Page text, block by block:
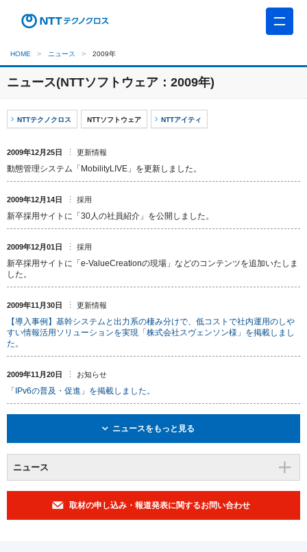
HOME ニュース 2009年
ニュース(NTTソフトウェア：2009年)
NTTテクノクロス NTTソフトウェア NTTアイティ
2009年12月25日 更新情報
動態管理システム「MobilityLIVE」を更新しました。
2009年12月14日 採用
新卒採用サイトに「30人の社員紹介」を公開しました。
2009年12月01日 採用
新卒採用サイトに「e-ValueCreationの現場」などのコンテンツを追加いたしま
した。
2009年11月30日 更新情報
【導入事例】基幹システムと出力系の棲み分けで、低コストで社内運用のしや
すい情報活用ソリューションを実現「株式会社スヴェンソン様」を掲載しまし
た。
2009年11月20日 お知らせ
「IPv6の普及・促進」を掲載しました。
ニュースをもっと見る
ニュース
取材の申し込み・報道発表に関するお問い合わせ